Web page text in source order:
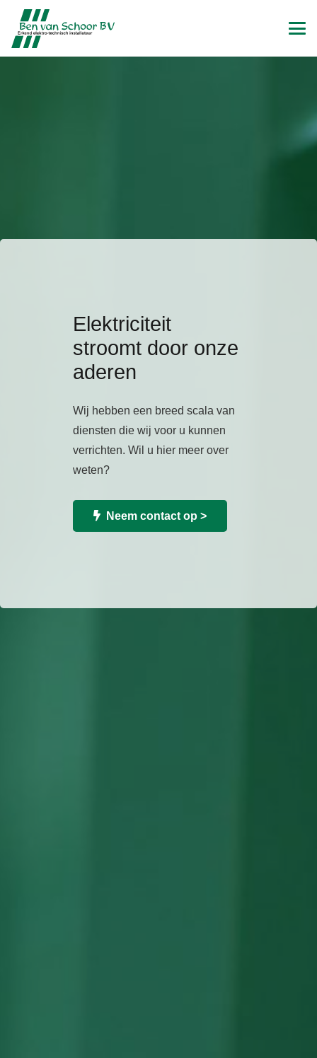
Elektriciteit
stroomt door onze
aderen
Wij hebben een breed scala van
diensten die wij voor u kunnen
verrichten. Wil u hier meer over
weten?
Neem contact op >